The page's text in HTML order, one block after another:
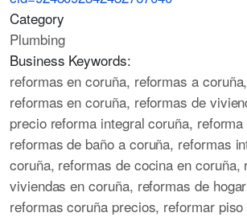
Category
Plumbing
Business Keywords:
reformas en coruña, reformas a
reformas en coruña, reformas de
precio reforma integral coruña,
reformas de baño a coruña, reformas
coruña, reformas de cocina en coruña,
viviendas en coruña, reformas de
reformas coruña precios, reformar piso